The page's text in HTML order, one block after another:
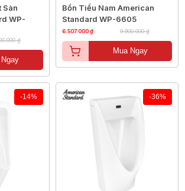
Sàn
WP-
₫
Ngay
Bồn Tiểu Nam American
Standard WP-6605
6.507.000 ₫ 9.900.000 ₫
Mua Ngay
-14% -36%